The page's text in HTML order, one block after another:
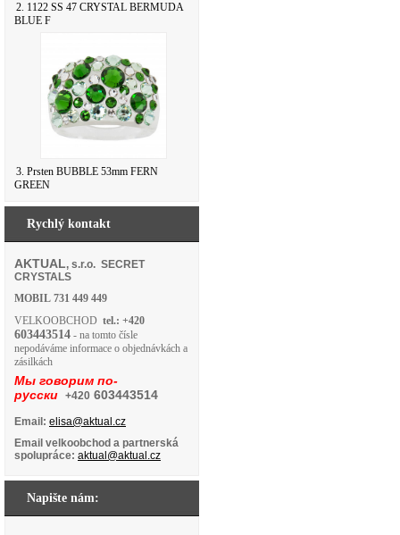
2. 1122 SS 47 CRYSTAL BERMUDA
BLUE F
3. Prsten BUBBLE 53mm FERN
GREEN
Rychlý kontakt
AKTUAL, s.r.o. SECRET
CRYSTALS
MOBIL 731 449 449
VELKOOBCHOD tel.: +420
603443514 - na tomto čísle
nepodáváme informace o objednávkách a
zásilkách
Мы говорим по-
русски +420 603443514
Email: elisa@aktual.cz
Email velkoobchod a partnerská
spolupráce: aktual@aktual.cz
Napište nám: